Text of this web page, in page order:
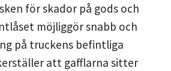
för skador på gods och
möjliggör snabb och
på truckens befintliga
att gafflarna sitter